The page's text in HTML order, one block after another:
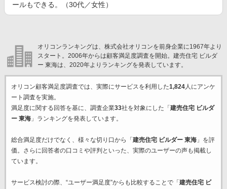
ールもできる。（30代／女性）
オリコンランキングは、株式会社オリコンを前身企業に1967年より
スタート。2006年からは顧客満足度調査を開始。建売住宅 ビルダ
ー 東海は、2020年よりランキングを発表しています。
オリコン顧客満足度調査では、実際にサービスを利用した1,824人にアンケ
ート調査を実施。
満足度に関する回答を基に、調査企業33社を対象にした「 建売住宅 ビルダ
ー 東海」ランキングを発表しています。
総合満足度だけでなく、様々な切り口から「 建売住宅 ビルダー 東海」を評
価。さらに回答者の口コミや評判といった、実際のユーザーの声も掲載し
ています。
サービス検討の際、“ユーザー満足度”からも比較することで「 建売住宅 ビ